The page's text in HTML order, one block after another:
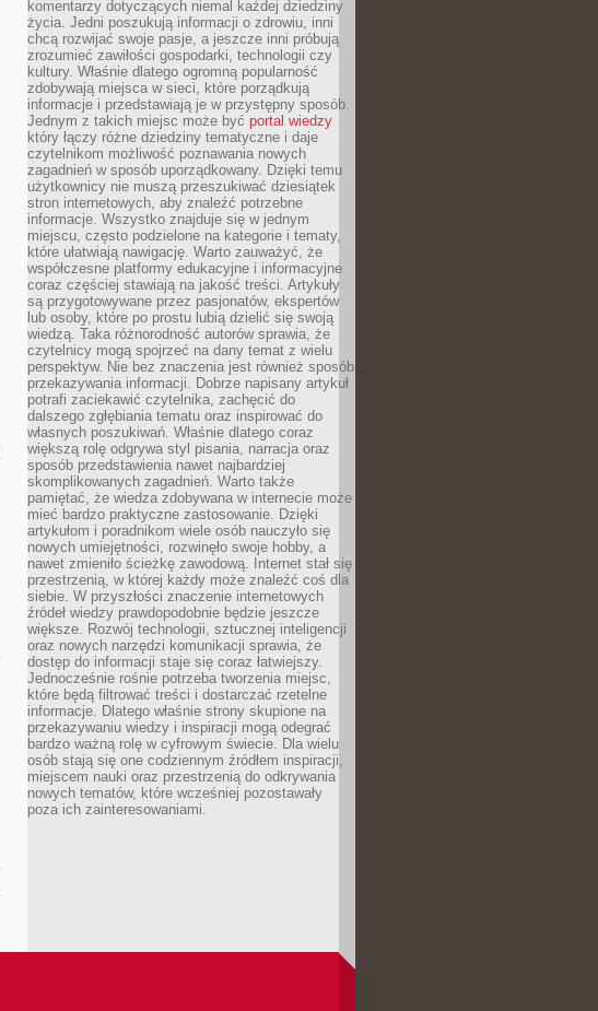
komentarzy dotyczących niemal każdej dziedziny
życia. Jedni poszukują informacji o zdrowiu, inni
chcą rozwijać swoje pasje, a jeszcze inni próbują
zrozumieć zawiłości gospodarki, technologii czy
kultury. Właśnie dlatego ogromną popularność
zdobywają miejsca w sieci, które porządkują
informacje i przedstawiają je w przystępny sposób.
Jednym z takich miejsc może być portal wiedzy
który łączy różne dziedziny tematyczne i daje
czytelnikom możliwość poznawania nowych
zagadnień w sposób uporządkowany. Dzięki temu
użytkownicy nie muszą przeszukiwać dziesiątek
stron internetowych, aby znaleźć potrzebne
informacje. Wszystko znajduje się w jednym
miejscu, często podzielone na kategorie i tematy,
które ułatwiają nawigację. Warto zauważyć, że
współczesne platformy edukacyjne i informacyjne
coraz częściej stawiają na jakość treści. Artykuły
są przygotowywane przez pasjonatów, ekspertów
lub osoby, które po prostu lubią dzielić się swoją
wiedzą. Taka różnorodność autorów sprawia, że
czytelnicy mogą spojrzeć na dany temat z wielu
perspektyw. Nie bez znaczenia jest również sposób
przekazywania informacji. Dobrze napisany artykuł
potrafi zaciekawić czytelnika, zachęcić do
dalszego zgłębiania tematu oraz inspirować do
własnych poszukiwań. Właśnie dlatego coraz
większą rolę odgrywa styl pisania, narracja oraz
sposób przedstawienia nawet najbardziej
skomplikowanych zagadnień. Warto także
pamiętać, że wiedza zdobywana w internecie może
mieć bardzo praktyczne zastosowanie. Dzięki
artykułom i poradnikom wiele osób nauczyło się
nowych umiejętności, rozwinęło swoje hobby, a
nawet zmieniło ścieżkę zawodową. Internet stał się
przestrzenią, w której każdy może znaleźć coś dla
siebie. W przyszłości znaczenie internetowych
źródeł wiedzy prawdopodobnie będzie jeszcze
większe. Rozwój technologii, sztucznej inteligencji
oraz nowych narzędzi komunikacji sprawia, że
dostęp do informacji staje się coraz łatwiejszy.
Jednocześnie rośnie potrzeba tworzenia miejsc,
które będą filtrować treści i dostarczać rzetelne
informacje. Dlatego właśnie strony skupione na
przekazywaniu wiedzy i inspiracji mogą odegrać
bardzo ważną rolę w cyfrowym świecie. Dla wielu
osób stają się one codziennym źródłem inspiracji,
miejscem nauki oraz przestrzenią do odkrywania
nowych tematów, które wcześniej pozostawały
poza ich zainteresowaniami.